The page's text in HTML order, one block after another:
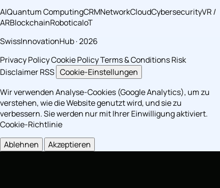
AIQuantum ComputingCRMNetworkCloudCybersecurityVR /
ARBlockchainRoboticaIoT
SwissInnovationHub · 2026
Privacy PolicyCookie PolicyTerms & ConditionsRisk
DisclaimerRSS Cookie-Einstellungen
Wir verwenden Analyse-Cookies (Google Analytics), um zu
verstehen, wie die Website genutzt wird, und sie zu
verbessern. Sie werden nur mit Ihrer Einwilligung aktiviert.
Cookie-Richtlinie
Ablehnen
Akzeptieren